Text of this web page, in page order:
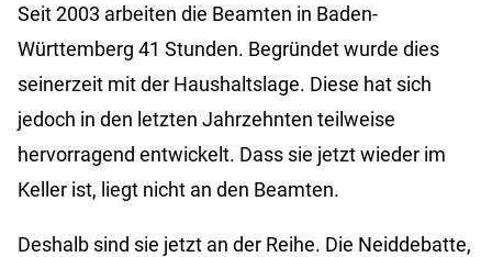
Seit 2003 arbeiten die Beamten in Baden-
Württemberg 41 Stunden. Begründet wurde dies
seinerzeit mit der Haushaltslage. Diese hat sich
jedoch in den letzten Jahrzehnten teilweise
hervorragend entwickelt. Dass sie jetzt wieder im
Keller ist, liegt nicht an den Beamten.
Deshalb sind sie jetzt an der Reihe. Die Neiddebatte,